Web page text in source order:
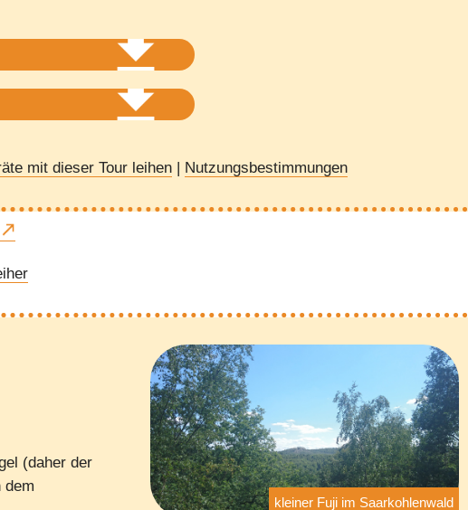
mit dieser Tour leihen | Nutzungsbestimmungen
kleiner Fuji im Saarkohlenwald
(daher der
dem